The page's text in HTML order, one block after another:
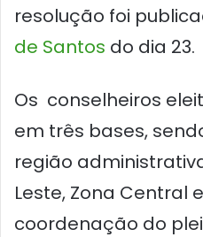
resolução foi
de Santos do dia 23.
Os conselheiros
em três bases,
região
Leste, Zona Central
coordenação do